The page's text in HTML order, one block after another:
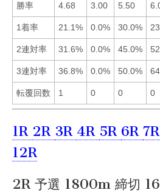
勝率 4.68 3.00 5.50
1着率 21.1% 0.0% 30.0%
2連対率 31.6% 0.0% 45.0%
3連対率 36.8% 0.0% 50.0%
転覆回数 1 0 0 0
1R 2R 3R 4R 5R 6R 7R
12R
2R 予選 1800m 締切